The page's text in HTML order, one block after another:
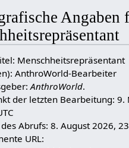
Angaben
Menschheitsrepräsentant
AnthroWorld-Bearbeiter
AnthroWorld.
der letzten Bearbeitung: 9.
Abrufs: 8. August 2026,
URL: